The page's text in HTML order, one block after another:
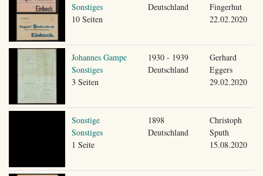
Sonstiges
10 Seiten
Deutschland
Fingerhut
22.02.2020
Johannes Gampe
Sonstiges
3 Seiten
1930 - 1939
Deutschland
Gerhard
Eggers
29.02.2020
Sonstige
Sonstiges
1 Seite
1898
Deutschland
Christoph
Sputh
15.08.2020